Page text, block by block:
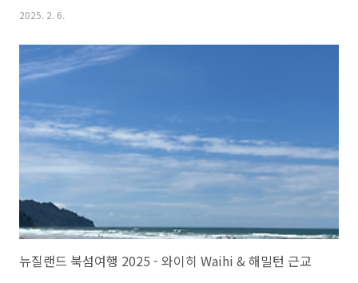
격은 1인당 $37. 돼지고기, 소고기, 양념 돼지갈비, 양념 소갈비, 닭고기
치, 샐러드, 비빔밥 재료 등 한국 고깃집에서 기대할 법한 반찬들이 셀프
서비스로 제공되었고, 특히 치킨 코너가 따로 마련되어 있어 눈길을 끌었
다.후라이드, 양념, 허니양념, 매운양념 등 적어도 5~6가지 종류의 치킨
이 준비되어 있었는데, 확실히 한국식 치킨이 인기가 많은 듯했다.고기만
으로도 배가 불러서 추..
2025. 2. 6.
뉴질랜드 북섬여행 2025 - 와이히 Waihi & 해밀턴 근교